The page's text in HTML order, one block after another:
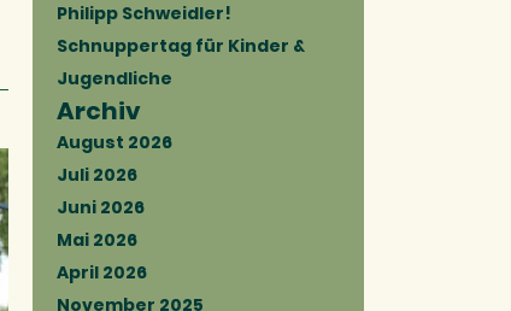
Philipp Schweidler!
Schnuppertag für Kinder &
Jugendliche
Archiv
August 2026
Juli 2026
Juni 2026
Mai 2026
April 2026
November 2025